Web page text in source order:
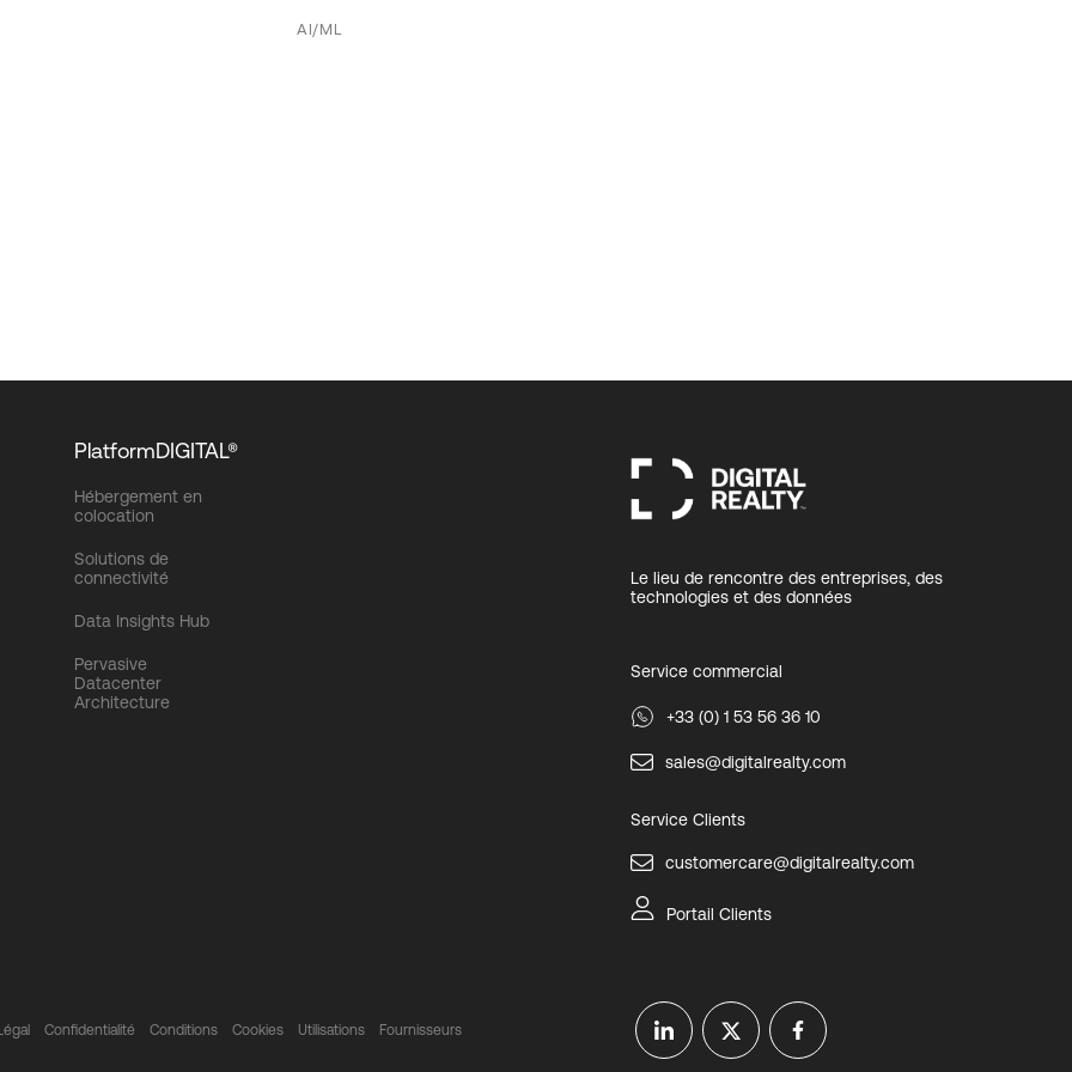
AI/ML
PlatformDIGITAL®
Hébergement en
colocation
Solutions de
connectivité
Data Insights Hub
Pervasive
Datacenter
Architecture
Le lieu de rencontre des entreprises, des
technologies et des données
Service commercial
+33 (0) 1 53 56 36 10
sales@digitalrealty.com
Service Clients
customercare@digitalrealty.com
Portail Clients
Confidentialité Conditions Cookies Utilisations Fournisseurs